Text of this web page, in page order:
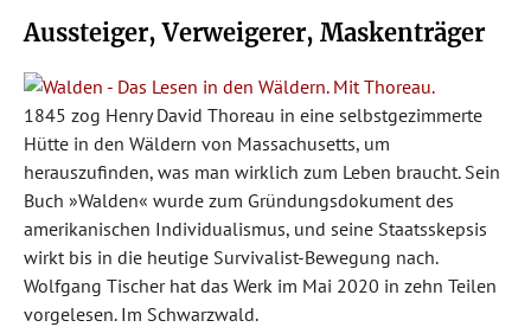
Aussteiger, Verweigerer, Maskenträger
1845 zog Henry David Thoreau in eine selbstgezimmerte
Hütte in den Wäldern von Massachusetts, um
herauszufinden, was man wirklich zum Leben braucht. Sein
Buch »Walden« wurde zum Gründungsdokument des
amerikanischen Individualismus, und seine Staatsskepsis
wirkt bis in die heutige Survivalist-Bewegung nach.
Wolfgang Tischer hat das Werk im Mai 2020 in zehn Teilen
vorgelesen. Im Schwarzwald.